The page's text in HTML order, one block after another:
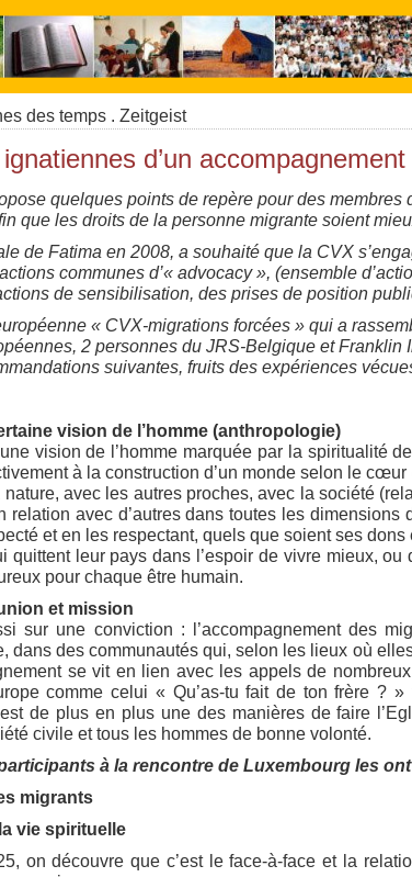
des temps . Zeitgeist
d’un
quelques points de repère pour des
que les droits de la personne migrante soient
de Fatima en 2008, a souhaité que la CVX
communes d’« advocacy », (ensemble
de sensibilisation, des prises de position
« CVX-migrations forcées » qui a
2 personnes du JRS-Belgique et
suivantes, fruits des expériences
vision de l’homme (anthropologie)
vision de l’homme marquée par la spiritualité
à la construction d’un monde selon le
avec les autres proches, avec la société
relation avec d’autres dans toutes les
et en les respectant, quels que soient ses dons
quittent leur pays dans l’espoir de vivre mieux,
pour chaque être humain.
et mission
sur une conviction : l’accompagnement des
dans des communautés qui, selon les lieux où
se vit en lien avec les appels de
comme celui « Qu’as-tu fait de ton frère ?
est de plus en plus une des manières de faire
civile et tous les hommes de bonne volonté.
à la rencontre de Luxembourg les
migrants
vie spirituelle
on découvre que c’est le face-à-face et la